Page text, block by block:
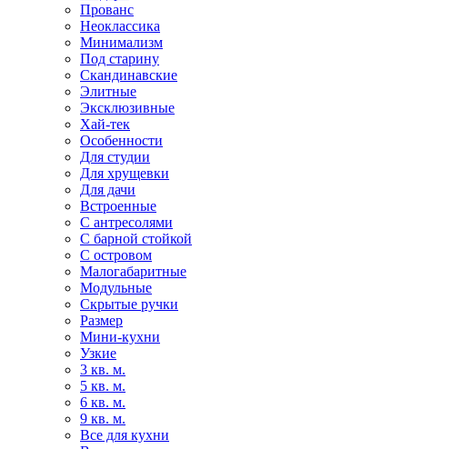
Прованс
Неоклассика
Минимализм
Под старину
Скандинавские
Элитные
Эксклюзивные
Хай-тек
Особенности
Для студии
Для хрущевки
Для дачи
Встроенные
С антресолями
С барной стойкой
С островом
Малогабаритные
Модульные
Скрытые ручки
Размер
Мини-кухни
Узкие
3 кв. м.
5 кв. м.
6 кв. м.
9 кв. м.
Все для кухни